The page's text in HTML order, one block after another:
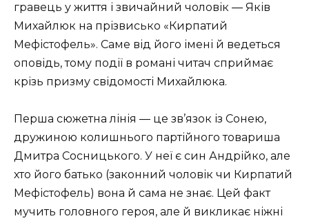
гравець у життя і звичайний чоловік ― Яків
Михайлюк на прізвисько «Кирпатий
Мефістофель». Саме від його імені й ведеться
оповідь, тому події в романі читач сприймає
крізь призму свідомості Михайлюка.
Перша сюжетна лінія ― це зв’язок із Сонею,
дружиною колишнього партійного товариша
Дмитра Сосницького. У неї є син Андрійко, але
хто його батько (законний чоловік чи Кирпатий
Мефістофель) вона й сама не знає. Цей факт
мучить головного героя, але й викликає ніжні